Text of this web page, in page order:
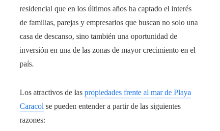
residencial que en los últimos años ha captado el interés
de familias, parejas y empresarios que buscan no solo una
casa de descanso, sino también una oportunidad de
inversión en una de las zonas de mayor crecimiento en el
país.
Los atractivos de las propiedades frente al mar de Playa
Caracol se pueden entender a partir de las siguientes
razones: